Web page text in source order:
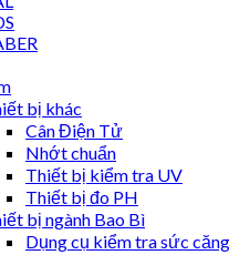
bị khác
Cân Điện Tử
Nhớt chuẩn
Thiết bị kiểm tra UV
Thiết bị đo PH
bị ngành Bao Bì
Dụng cụ kiểm tra sức